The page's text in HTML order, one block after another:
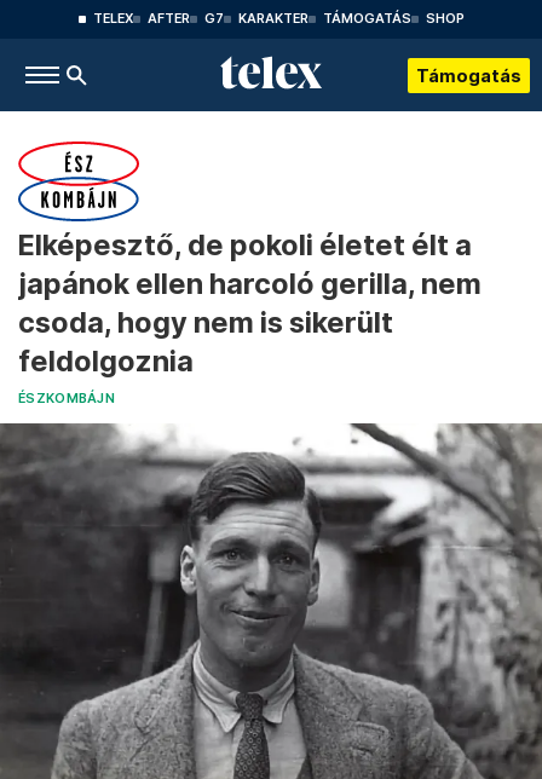
TELEX AFTER G7 KARAKTER TÁMOGATÁS SHOP
Támogatás
Elképesztő, de pokoli életet élt a
japánok ellen harcoló gerilla, nem
csoda, hogy nem is sikerült
feldolgoznia
ÉSZKOMBÁJN